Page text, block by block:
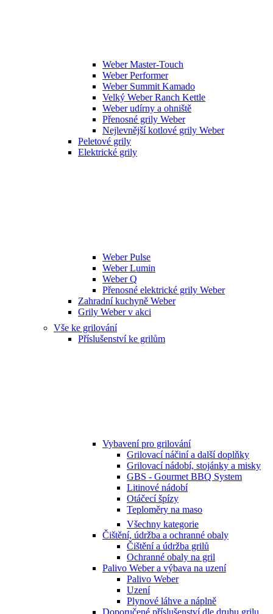
Weber Master-Touch
Weber Performer
Weber Summit Kamado
Velký Weber Ranch Kettle
Weber udírny a ohniště
Přenosné grily Weber
Nejlevnější kotlové grily Weber
Peletové grily
Elektrické grily
Weber Pulse
Weber Lumin
Weber Q
Přenosné elektrické grily Weber
Zahradní kuchyně Weber
Grily Weber v akci
Vše ke grilování
Příslušenství ke grilům
Vybavení pro grilování
Grilovací náčiní a další doplňky
Grilovací nádobí, stojánky a misky
GBS - Gourmet BBQ System
Litinové nádobí
Otáčecí špízy
Teploměry na maso
Všechny kategorie
Čištění, údržba a ochranné obaly
Čištění a údržba grilů
Ochranné obaly na gril
Palivo Weber a výbava na uzení
Palivo Weber
Uzení
Plynové láhve a náplně
Doporučené příslušenství dle druhu grilu